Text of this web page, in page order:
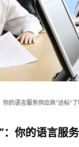
的语言服务供应商“达标”了
你的语言服务